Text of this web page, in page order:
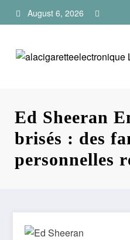
to
August 6, 2026
Ed Sheeran
brisés : des
personnelles